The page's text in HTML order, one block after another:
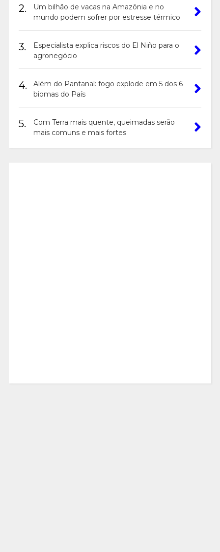
2.
Um bilhão de vacas na Amazônia e no
mundo podem sofrer por estresse térmico
3.
Especialista explica riscos do El Niño para o
agronegócio
4.
Além do Pantanal: fogo explode em 5 dos 6
biomas do País
5.
Com Terra mais quente, queimadas serão
mais comuns e mais fortes